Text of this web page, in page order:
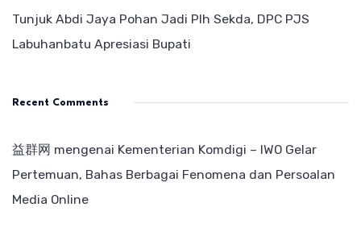
Tunjuk Abdi Jaya Pohan Jadi Plh Sekda, DPC PJS
Labuhanbatu Apresiasi Bupati
Recent Comments
益群网 mengenai Kementerian Komdigi – IWO Gelar
Pertemuan, Bahas Berbagai Fenomena dan Persoalan
Media Online